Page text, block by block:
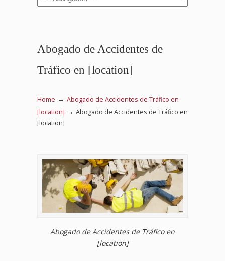
Abogado de Accidentes de
Tráfico en [location]
Home → Abogado de Accidentes de Tráfico en
[location] → Abogado de Accidentes de Tráfico en
[location]
Abogado de Accidentes de Tráfico en
[location]